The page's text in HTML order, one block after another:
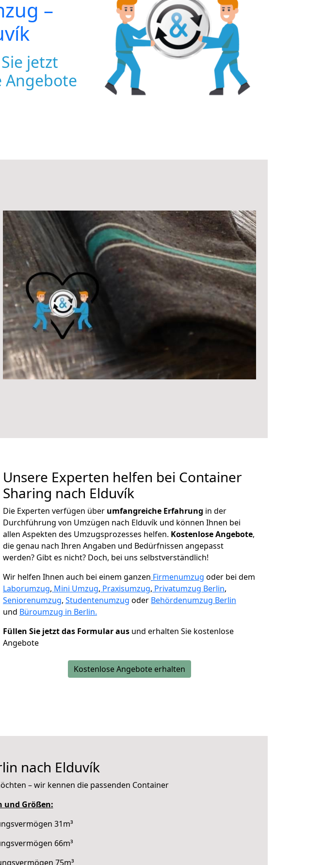
–
jetzt
Angebote
Unsere Experten helfen bei Container
Sharing nach Elduvík
Die Experten verfügen über umfangreiche Erfahrung in der
Durchführung von Umzügen nach Elduvík und können Ihnen bei
allen Aspekten des Umzugsprozesses helfen. Kostenlose Angebote,
die genau nach Ihren Angaben und Bedürfnissen angepasst
werden? Gibt es nicht? Doch, bei uns selbstverständlich!
Wir helfen Ihnen auch bei einem ganzen Firmenumzug oder bei dem
Laborumzug, Mini Umzug, Praxisumzug, Privatumzug Berlin,
Seniorenumzug, Studentenumzug oder Behördenumzug Berlin
und Büroumzug in Berlin.
Füllen Sie jetzt das Formular aus und erhalten Sie kostenlose
Angebote
Kostenlose Angebote erhalten
nach Elduvík
– wir kennen die passenden Container
und Größen:
31m³
66m³
75m³